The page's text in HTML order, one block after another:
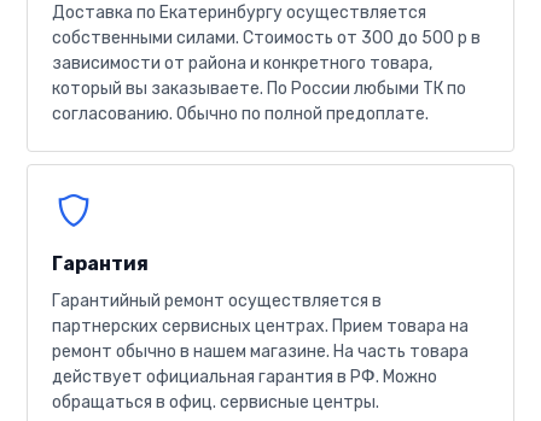
Доставка по Екатеринбургу осуществляется
собственными силами. Стоимость от 300 до 500 р в
зависимости от района и конкретного товара,
который вы заказываете. По России любыми ТК по
согласованию. Обычно по полной предоплате.
Гарантия
Гарантийный ремонт осуществляется в
партнерских сервисных центрах. Прием товара на
ремонт обычно в нашем магазине. На часть товара
действует официальная гарантия в РФ. Можно
обращаться в офиц. сервисные центры.